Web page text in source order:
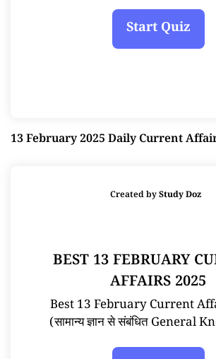
13 February 2025 Daily Current
Created byStudy Doz
BEST 13 FEBRUARY
AFFAIRS 2025
Best 13 February Current
(सामान्य ज्ञान से संबंधित General